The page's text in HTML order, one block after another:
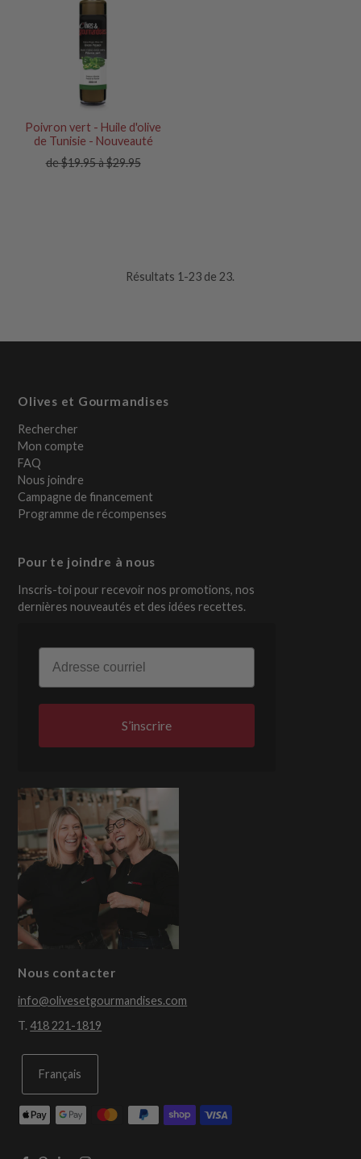
Poivron vert - Huile d'olive
de Tunisie - Nouveauté
de $19.95 à $29.95
Résultats 1-23 de 23.
Olives et Gourmandises
Rechercher
Mon compte
FAQ
Nous joindre
Campagne de financement
Programme de récompenses
Pour te joindre à nous
Inscris-toi pour recevoir nos promotions, nos
dernières nouveautés et des idées recettes.
Email
S’inscrire
Nous contacter
info@olivesetgourmandises.com
T.418 221-1819
Français